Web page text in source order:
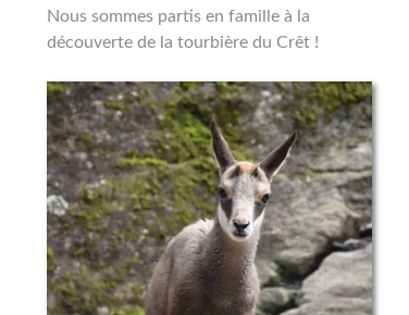
Nous sommes partis en famille à la
découverte de la tourbière du Crêt !